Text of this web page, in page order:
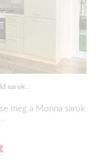
sarok...
meg a Monna sarok